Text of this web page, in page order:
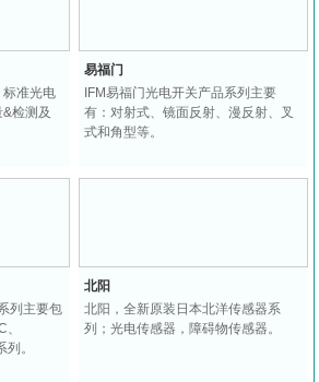
标准光电
检测及
易福门
IFM易福门光电开关产品系列主要
有：对射式、镜面反射、漫反射、叉
式和角型等。
列主要包
。
北阳
北阳，全新原装日本北洋传感器系
列；光电传感器，障碍物传感器。